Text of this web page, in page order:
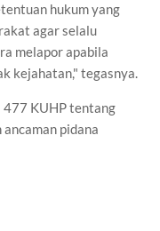
hukum yang
agar selalu
melapor apabila
kejahatan," tegasnya.
477 KUHP tentang
pidana